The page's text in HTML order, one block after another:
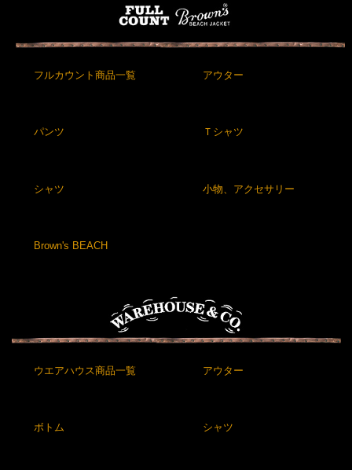
フルカウント商品一覧 アウター
パンツ Ｔシャツ
シャツ 小物、アクセサリー
Brown's BEACH
ウエアハウス商品一覧 アウター
ボトム シャツ